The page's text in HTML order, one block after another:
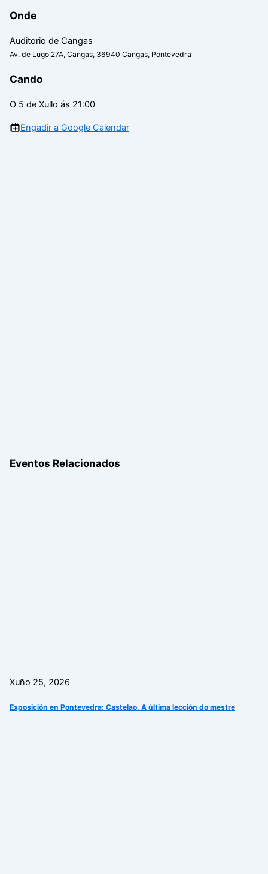
Onde
Auditorio de Cangas
Av. de Lugo 27A, Cangas, 36940 Cangas, Pontevedra
Cando
O 5 de Xullo ás 21:00
Engadir a Google Calendar
Eventos Relacionados
Xuño 25, 2026
Exposición en Pontevedra: Castelao. A última lección do mestre